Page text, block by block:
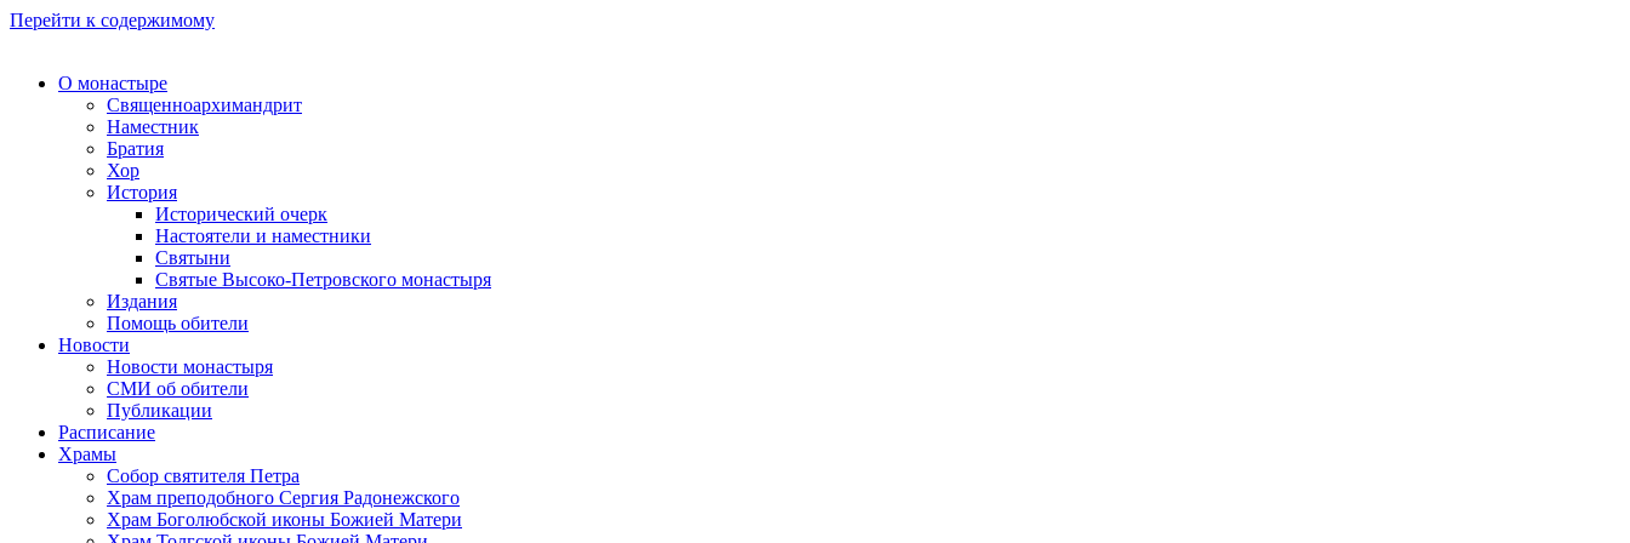
Перейти к содержимому
О монастыре
Священноархимандрит
Наместник
Братия
Хор
История
Исторический очерк
Настоятели и наместники
Святыни
Святые Высоко-Петровского монастыря
Издания
Помощь обители
Новости
Новости монастыря
СМИ об обители
Публикации
Расписание
Храмы
Собор святителя Петра
Храм преподобного Сергия Радонежского
Храм Боголюбской иконы Божией Матери